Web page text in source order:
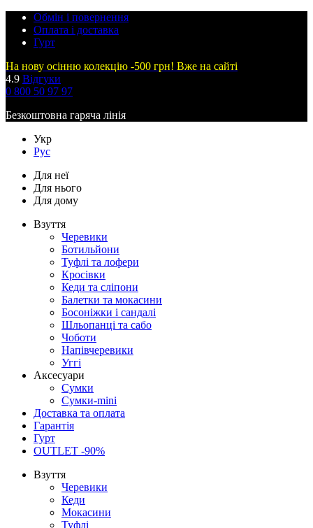
Обмін і повернення
Оплата і доставка
Гурт
На нову осінню колекцію -500 грн! Вже на сайті
4.9 Відгуки
0 800 50 97 97
Безкоштовна гаряча лінія
Укр
Рус
Для неї
Для нього
Для дому
Взуття
Черевики
Ботильйони
Туфлі та лофери
Кросівки
Кеди та сліпони
Балетки та мокасини
Босоніжки і сандалі
Шльопанці та сабо
Чоботи
Напівчеревики
Уггі
Аксесуари
Сумки
Сумки-mini
Доставка та оплата
Гарантія
Гурт
OUTLET -90%
Взуття
Черевики
Кеди
Мокасини
Туфлі